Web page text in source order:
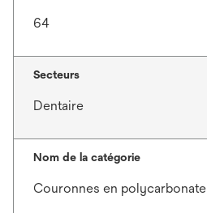
64
Secteurs
Dentaire
Nom de la catégorie
Couronnes en polycarbonate